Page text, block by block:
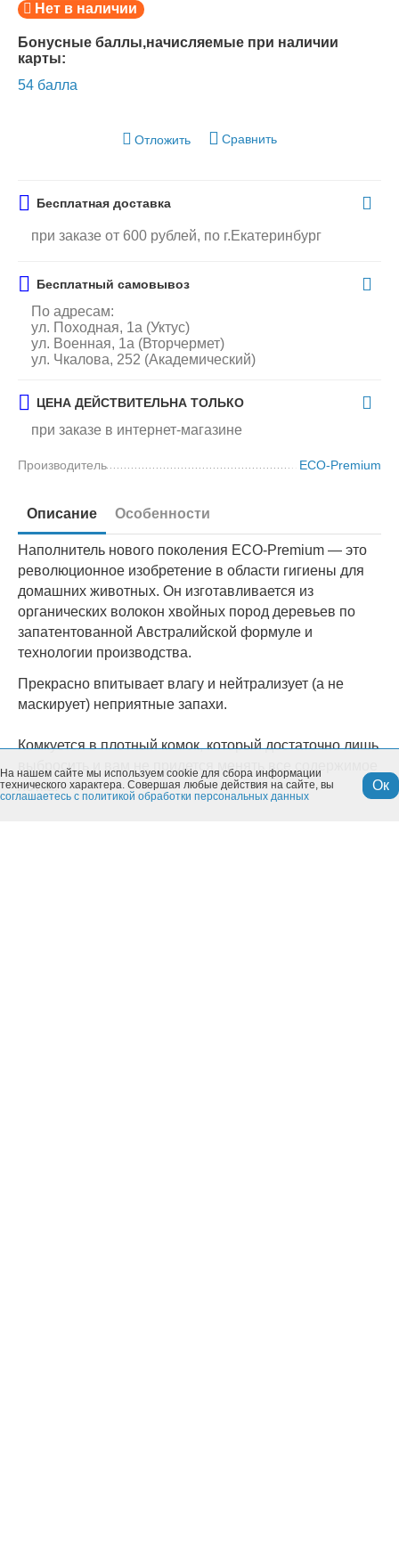
Нет в наличии
Бонусные баллы,начисляемые при наличии
карты:
54 балла
Отложить Сравнить
Бесплатная доставка
при заказе от 600 рублей, по г.Екатеринбург
Бесплатный самовывоз
По адресам:
ул. Походная, 1а (Уктус)
ул. Военная, 1а (Вторчермет)
ул. Чкалова, 252 (Академический)
ЦЕНА ДЕЙСТВИТЕЛЬНА ТОЛЬКО
при заказе в интернет-магазине
Производитель ECO-Premium
Описание Особенности
Наполнитель нового поколения ECO-Premium — это
революционное изобретение в области гигиены для
домашних животных. Он изготавливается из
органических волокон хвойных пород деревьев по
запатентованной Австралийской формуле и
технологии производства.
Прекрасно впитывает влагу и нейтрализует (а не
маскирует) неприятные запахи.
Комкуется в плотный комок, который достаточно лишь
выбросить и вам не придется менять все содержимое
лотка.
На нашем сайте мы используем cookie для сбора информации
технического характера. Совершая любые действия на сайте, вы
соглашаетесь с политикой обработки персональных данных
Ок